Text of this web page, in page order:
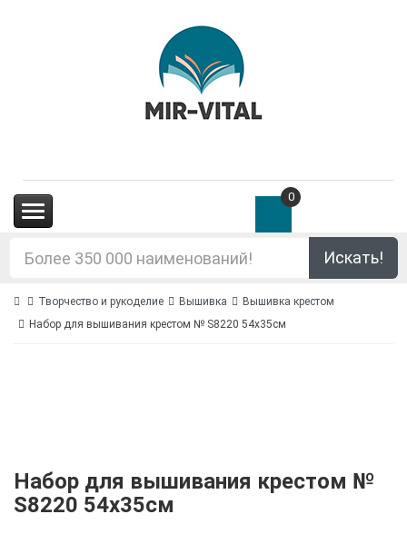
0
Искать!
Творчество и рукоделие Вышивка
Вышивка крестом
Набор для вышивания крестом № S8220 54x35см
Набор для вышивания крестом №
S8220 54x35см